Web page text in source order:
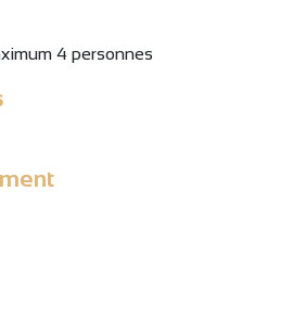
4 personnes